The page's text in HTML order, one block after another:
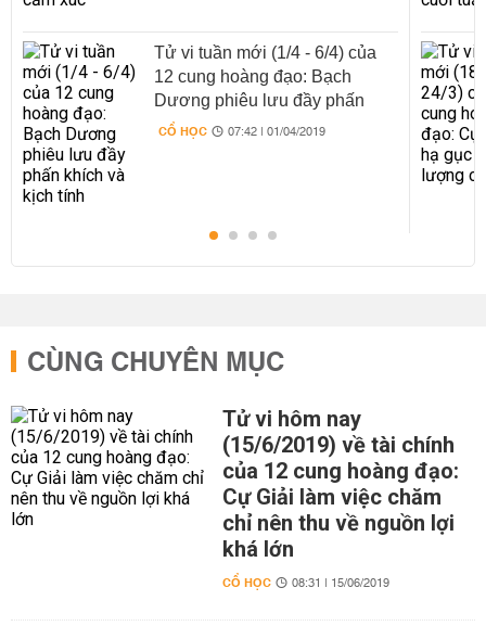
Tử vi tuần mới (1/4 - 6/4) của
12 cung hoàng đạo: Bạch
Dương phiêu lưu đầy phấn
khích và kịch tính
CỔ HỌC 07:42 | 01/04/2019
CÙNG CHUYÊN MỤC
Tử vi hôm nay
(15/6/2019) về tài chính
của 12 cung hoàng đạo:
Cự Giải làm việc chăm
chỉ nên thu về nguồn lợi
khá lớn
CỔ HỌC 08:31 | 15/06/2019